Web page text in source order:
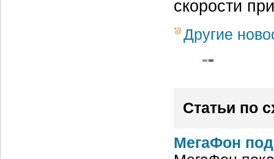
скорости
Другие
Статьи по
МегаФон